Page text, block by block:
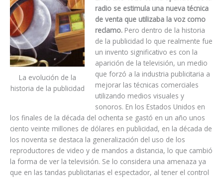
La evolución de la
historia de la publicidad
radio se estimula una nueva técnica
de venta que utilizaba la voz como
reclamo.Pero dentro de la historia
de la publicidad lo que realmente fue
un invento significativo es con la
aparición de la televisión, un medio
que forzó a la industria publicitaria a
mejorar las técnicas comerciales
utilizando medios visuales y
sonoros. En los Estados Unidos en
los finales de la década del ochenta se gastó en un año unos
ciento veinte millones de dólares en publicidad, en la década de
los noventa se destaca la generalización del uso de los
reproductores de video y de mandos a distancia, lo que cambió
la forma de ver la televisión. Se lo considera una amenaza ya
que en las tandas publicitarias el espectador, al tener el control